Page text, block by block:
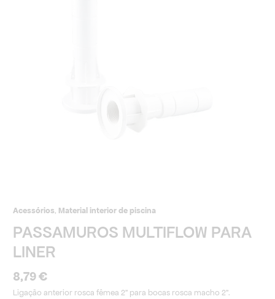
Acessórios, Material interior de piscina
PASSAMUROS MULTIFLOW PARA
LINER
8,79€
Ligação anterior rosca fêmea 2’’ para bocas rosca macho 2’’.